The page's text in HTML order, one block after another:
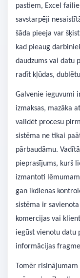
pastiem, Excel
savstarpēji
šāda pieeja var
kad pieaug
daudzums vai datu
radīt kļūdas,
Galvenie ieguvumi
izmaksas, mazāka
validēt procesu
sistēma ne tikai
pārbaudāmu.
pieprasījums, kurš
izmantoti
gan ikdienas
sistēma ir
komercijas vai
iegūst vienotu datu
informācijas
Tomēr